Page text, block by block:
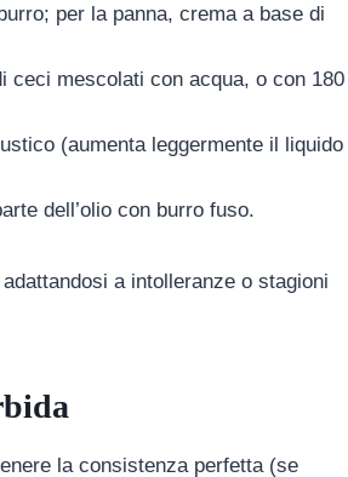
per la panna, crema a base di
ceci mescolati con acqua, o con 180
(aumenta leggermente il liquido
dell’olio con burro fuso.
a intolleranze o stagioni
la consistenza perfetta (se